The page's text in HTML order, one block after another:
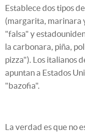
Establece dos tipos
(margarita, marinara
"falsa" y
la carbonara, piña,
pizza"). Los italianos
apuntan a Estados
"bazofia".
La verdad es que no